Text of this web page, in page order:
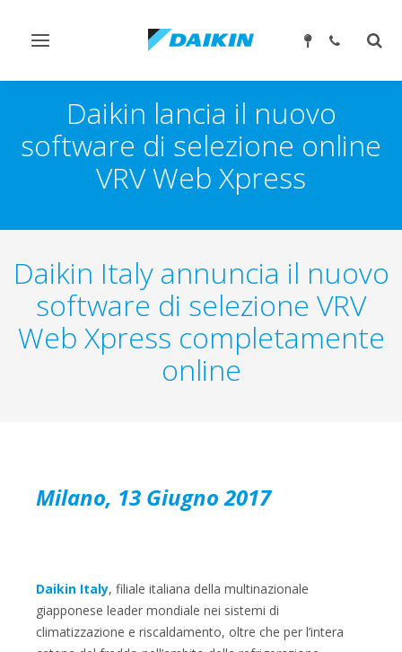
Attiva/disattiva
Daikin lancia il nuovo
software di selezione online
VRV Web Xpress
Daikin Italy annuncia il nuovo
software di selezione VRV
Web Xpress completamente
online
Milano, 13 Giugno 2017
Daikin Italy, filiale italiana della multinazionale
giapponese leader mondiale nei sistemi di
climatizzazione e riscaldamento, oltre che per l’intera